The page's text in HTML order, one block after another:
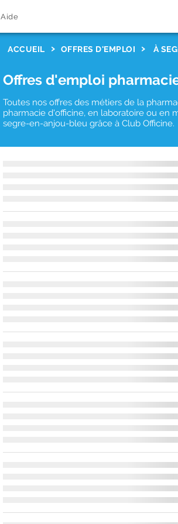
Aide
ACCUEIL OFFRES D'EMPLOI À
Offres d'emploi
Toutes nos offres des métiers de la
pharmacie d'officine, en laboratoire ou en
segre-en-anjou-bleu grâce à Club Officine.